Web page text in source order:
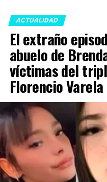
ACTUALIDAD
El extraño
abuelo de
víctimas del
Florencio Varela